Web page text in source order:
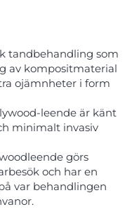
tandbehandling som
av kompositmaterial
ojämnheter i form
leende är känt
minimalt invasiv
görs
och har en
var behandlingen